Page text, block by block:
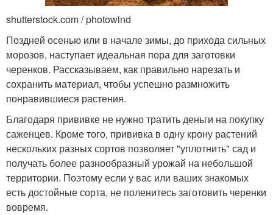
shutterstock.com / photowind
Поздней осенью или в начале зимы, до прихода сильных
морозов, наступает идеальная пора для заготовки
черенков. Рассказываем, как правильно нарезать и
сохранить материал, чтобы успешно размножить
понравившиеся растения.
Благодаря прививке не нужно тратить деньги на покупку
саженцев. Кроме того, прививка в одну крону растений
нескольких разных сортов позволяет "уплотнить" сад и
получать более разнообразный урожай на небольшой
территории. Поэтому если у вас или ваших знакомых
есть достойные сорта, не поленитесь заготовить черенки
вовремя.